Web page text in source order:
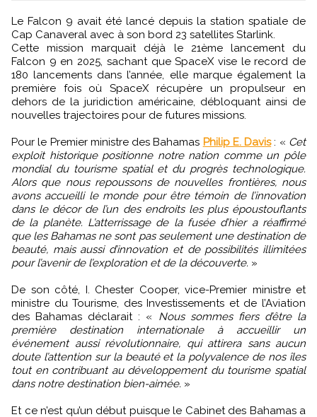
Le Falcon 9 avait été lancé depuis la station spatiale de
Cap Canaveral avec à son bord 23 satellites Starlink.
Cette mission marquait déjà le 21ème lancement du
Falcon 9 en 2025, sachant que SpaceX vise le record de
180 lancements dans l’année, elle marque également la
première fois où SpaceX récupère un propulseur en
dehors de la juridiction américaine, débloquant ainsi de
nouvelles trajectoires pour de futures missions.
Pour le Premier ministre des Bahamas Philip E. Davis: « Cet
exploit historique positionne notre nation comme un pôle
mondial du tourisme spatial et du progrès technologique.
Alors que nous repoussons de nouvelles frontières, nous
avons accueilli le monde pour être témoin de l’innovation
dans le décor de l’un des endroits les plus époustouflants
de la planète. L’atterrissage de la fusée d’hier a réaffirmé
que les Bahamas ne sont pas seulement une destination de
beauté, mais aussi d’innovation et de possibilités illimitées
pour l’avenir de l’exploration et de la découverte. »
De son côté, I. Chester Cooper, vice-Premier ministre et
ministre du Tourisme, des Investissements et de l’Aviation
des Bahamas déclarait : « Nous sommes fiers d’être la
première destination internationale à accueillir un
événement aussi révolutionnaire, qui attirera sans aucun
doute l’attention sur la beauté et la polyvalence de nos îles
tout en contribuant au développement du tourisme spatial
dans notre destination bien-aimée. »
Et ce n’est qu’un début puisque le Cabinet des Bahamas a